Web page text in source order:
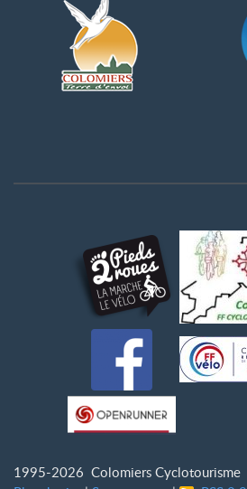
1995-2026 Colomiers Cyclotourisme